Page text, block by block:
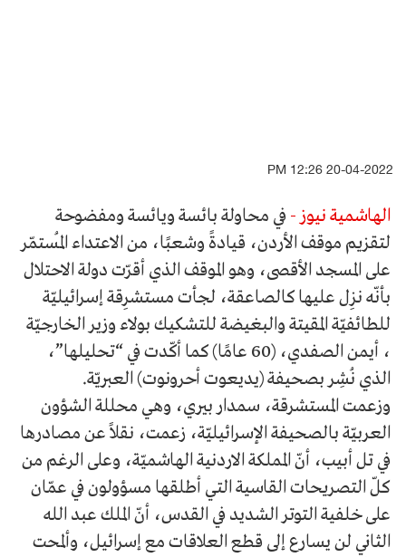
20-04-2022 12:26 PM
الهاشمية نيوز - في محاولة بائسة ويائسة ومفضوحة
لتقزيم موقف الأردن، قيادةً وشعبًا، من الاعتداء المُستمّر
على المسجد الأقصى، وهو الموقف الذي أقرّت دولة الاحتلال
بأنّه نزِل عليها كالصاعقة، لجأت مستشرِقة إسرائيليّة
للطائفيّة المقيتة والبغيضة للتشكيك بولاء وزير الخارجيّة
، أيمن الصفدي، (60 عامًا) كما أكّدت في “تحليلها”،
الذي نُشِر بصحيفة (يديعوت أحرونوت) العبريّة.
وزعمت المستشرقة، سمدار بيري، وهي محللة الشؤون
العربيّة بالصحيفة الإسرائيليّة، زعمت، نقلاً عن مصادرها
في تل أبيب، أنّ المملكة الاردنية الهاشميّة، وعلى الرغم من
كلّ التصريحات القاسية التي أطلقها مسؤولون في عمّان
على خلفية التوتر الشديد في القدس، أنّ الملك عبد الله
الثاني لن يسارع إلى قطع العلاقات مع إسرائيل، وألمحت